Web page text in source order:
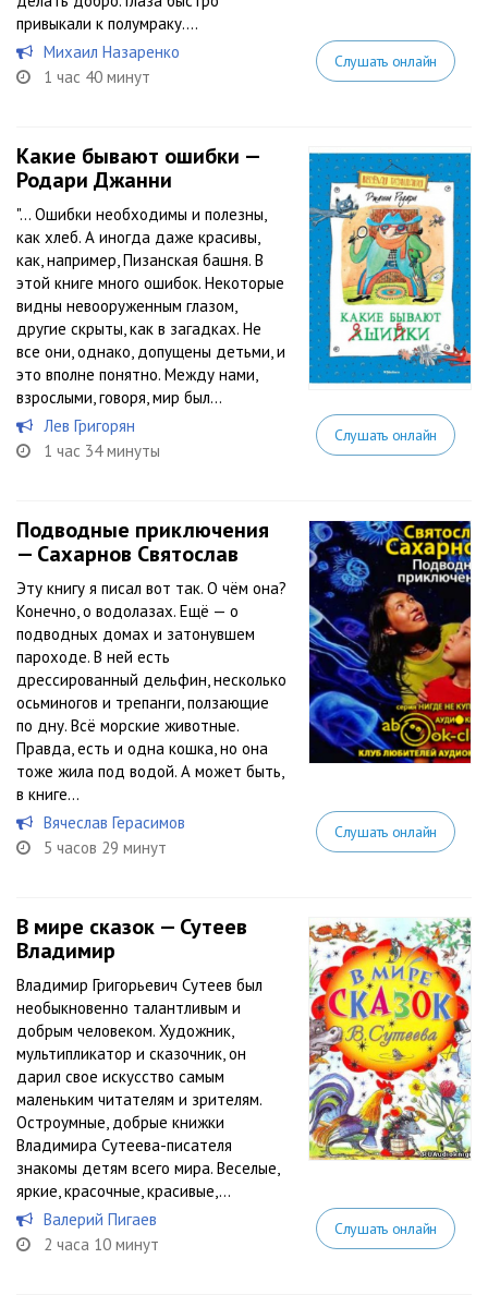
привыкали к полумраку....
Михаил Назаренко
1 час 40 минут
Слушать онлайн
Какие бывают ошибки —
Родари Джанни
"… Ошибки необходимы и полезны,
как хлеб. А иногда даже красивы,
как, например, Пизанская башня. В
этой книге много ошибок. Некоторые
видны невооруженным глазом,
другие скрыты, как в загадках. Не
все они, однако, допущены детьми, и
это вполне понятно. Между нами,
взрослыми, говоря, мир был...
Лев Григорян
1 час 34 минуты
Слушать онлайн
Подводные приключения
— Сахарнов Святослав
Эту книгу я писал вот так. О чём она?
Конечно, о водолазах. Ещё — о
подводных домах и затонувшем
пароходе. В ней есть
дрессированный дельфин, несколько
осьминогов и трепанги, ползающие
по дну. Всё морские животные.
Правда, есть и одна кошка, но она
тоже жила под водой. А может быть,
в книге...
Вячеслав Герасимов
5 часов 29 минут
Слушать онлайн
В мире сказок — Сутеев
Владимир
Владимир Григорьевич Сутеев был
необыкновенно талантливым и
добрым человеком. Художник,
мультипликатор и сказочник, он
дарил свое искусство самым
маленьким читателям и зрителям.
Остроумные, добрые книжки
Владимира Сутеева-писателя
знакомы детям всего мира. Веселые,
яркие, красочные, красивые,...
Валерий Пигаев
2 часа 10 минут
Слушать онлайн